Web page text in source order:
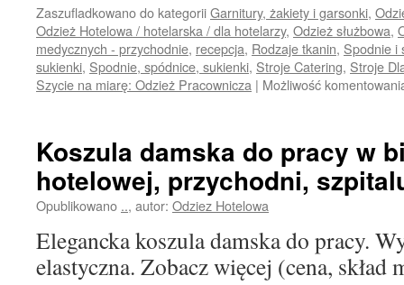
Zaszufladkowano do kategoriiGarnitury, żakiety i garsonki,
Odzież Hotelowa / hotelarska / dla hotelarzy, Odzież służbowa,
medycznych - przychodnie, recepcja, Rodzaje tkanin, Spodnie i
sukienki, Spodnie, spódnice, sukienki, Stroje Catering, Stroje
Szycie na miarę: Odzież Pracownicza | Możliwość
Koszula damska do pracy w
hotelowej, przychodni,
Opublikowano .., autor: Odziez Hotelowa
Elegancka koszula damska do pracy.
elastyczna. Zobacz więcej (cena, skład